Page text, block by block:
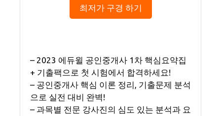
최저가 구경 하기
– 2023 에듀윌 공인중개사 1차 핵심요약집
+ 기출팩으로 첫 시험에서 합격하세요!
– 공인중개사 핵심 이론 정리, 기출문제 분석
으로 실전 대비 완벽!
– 과목별 전문 강사진의 심도 있는 분석과 요